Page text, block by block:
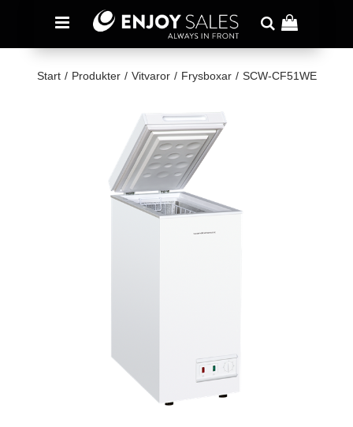
Start / Produkter / Vitvaror / Frysboxar / SCW-CF51WE